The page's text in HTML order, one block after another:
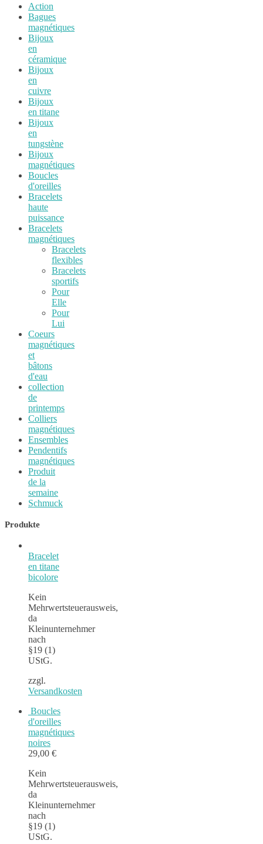
Action
Bagues
magnétiques
Bijoux
en
céramique
Bijoux
en
cuivre
Bijoux
en titane
Bijoux
en
tungstène
Bijoux
magnétiques
Boucles
d'oreilles
Bracelets
haute
puissance
Bracelets
magnétiques
Bracelets
flexibles
Bracelets
sportifs
Pour
Elle
Pour
Lui
Coeurs
magnétiques
et
bâtons
d'eau
collection
de
printemps
Colliers
magnétiques
Ensembles
Pendentifs
magnétiques
Produit
de la
semaine
Schmuck
Produkte
Bracelet
en titane
bicolore
Kein
Mehrwertsteuerausweis,
da
Kleinunternehmer
nach
§19 (1)
UStG.
zzgl.
Versandkosten
Boucles
d'oreilles
magnétiques
noires
29,00 €
Kein
Mehrwertsteuerausweis,
da
Kleinunternehmer
nach
§19 (1)
UStG.